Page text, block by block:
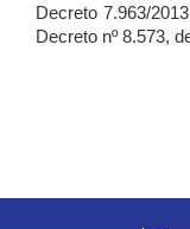
Decreto 7.963/
Decreto nº 8.573,